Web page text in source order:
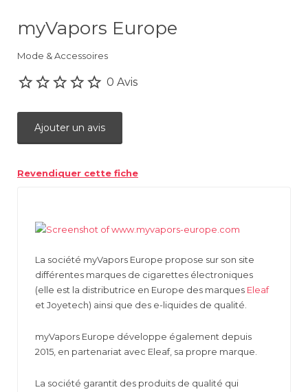
myVapors Europe
Mode & Accessoires
0 Avis
Ajouter un avis
Revendiquer cette fiche
La société myVapors Europe propose sur son site
différentes marques de cigarettes électroniques
(elle est la distributrice en Europe des marques Eleaf
et Joyetech) ainsi que des e-liquides de qualité.
myVapors Europe développe également depuis
2015, en partenariat avec Eleaf, sa propre marque.
La société garantit des produits de qualité qui